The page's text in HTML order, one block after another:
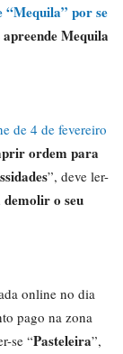
“Mequila” por se
Mequila
de 4 de fevereiro
ordem para
”, deve ler-
o seu
online no dia
pago na zona
se “Pasteleira”,